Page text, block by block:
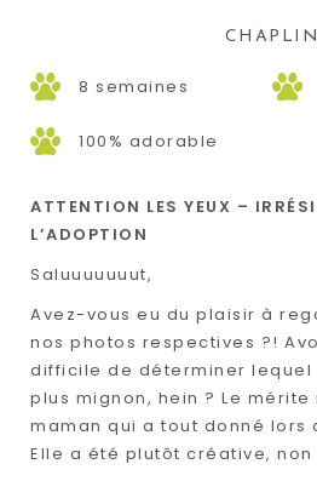
CHAPLIN
8 semaines
100% adorable
ATTENTION LES YEUX –
L’ADOPTION
Saluuuuuuut,
Avez-vous eu du plaisir à
nos photos respectives ?!
difficile de déterminer lequel
plus mignon, hein ? Le
maman qui a tout donné lors
Elle a été plutôt créative, non